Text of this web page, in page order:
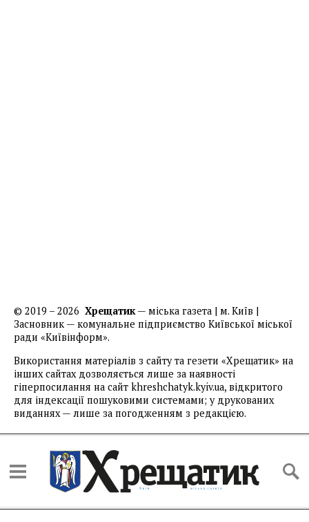
© 2019 – 2026 Хрещатик— міська газета | м. Київ |
Засновник — комунальне підприємство Київської міської
ради «Київінформ».
Використання матеріалів з сайту та гезети «Хрещатик» на
інших сайтах дозволяється лише за наявності
гіперпосилання на сайт khreshchatyk.kyiv.ua, відкритого
для індексації пошуковими системами; у друкованих
виданнях — лише за погодженням з редакцією.